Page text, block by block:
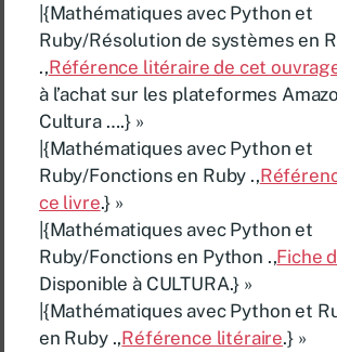
|{Mathématiques avec Python et
Ruby/Résolution de systèmes en
.,Référence litéraire de cet
à l’achat sur les plateformes
Cultura ….} »
|{Mathématiques avec Python et
Ruby/Fonctions en Ruby .,
ce livre.} »
|{Mathématiques avec Python et
Ruby/Fonctions en Python .,Fiche
Disponible à CULTURA.} »
|{Mathématiques avec Python et
en Ruby .,Référence litéraire.} »